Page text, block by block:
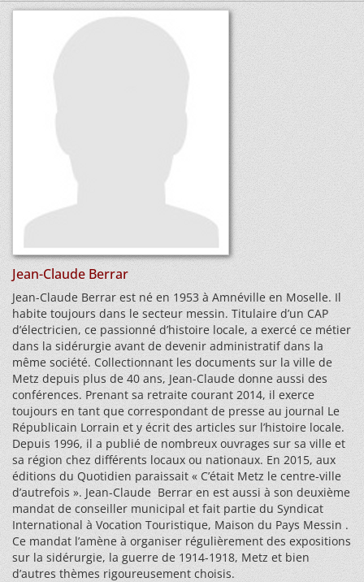
Jean-Claude Berrar
Jean-Claude Berrar est né en 1953 à Amnéville en Moselle. Il
habite toujours dans le secteur messin. Titulaire d’un CAP
d’électricien, ce passionné d’histoire locale, a exercé ce métier
dans la sidérurgie avant de devenir administratif dans la
même société. Collectionnant les documents sur la ville de
Metz depuis plus de 40 ans, Jean-Claude donne aussi des
conférences. Prenant sa retraite courant 2014, il exerce
toujours en tant que correspondant de presse au journal Le
Républicain Lorrain et y écrit des articles sur l’histoire locale.
Depuis 1996, il a publié de nombreux ouvrages sur sa ville et
sa région chez différents locaux ou nationaux. En 2015, aux
éditions du Quotidien paraissait « C’était Metz le centre-ville
d’autrefois ». Jean-Claude Berrar en est aussi à son deuxième
mandat de conseiller municipal et fait partie du Syndicat
International à Vocation Touristique, Maison du Pays Messin .
Ce mandat l’amène à organiser régulièrement des expositions
sur la sidérurgie, la guerre de 1914-1918, Metz et bien
d’autres thèmes rigoureusement choisis.